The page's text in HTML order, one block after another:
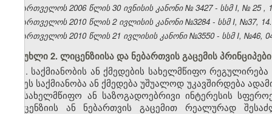
საქართველოს 2006 წლის 30 ივნისის კანონი № 3427 - სსმ I, № 25 ,
საქართველოს 2010 წლის 2 ივლისის კანონი №3284 - სსმ I, №37,
საქართველოს 2010 წლის 21 ივლისის კანონი №3550 - სსმ I, №46,
მუხლი 2. ლიცენზიისა და ნებართვის გაცემის პრინციპები
1. საქმიანობის ან ქმედების სახელმწიფო
თუ ეს საქმიანობა ან ქმედება უშუალოდ უკავშირდება
ან სახელმწიფო ან საზოგადოებრივი ინტერესის
ლიცენზიის ან ნებართვის გაცემით რეალურად